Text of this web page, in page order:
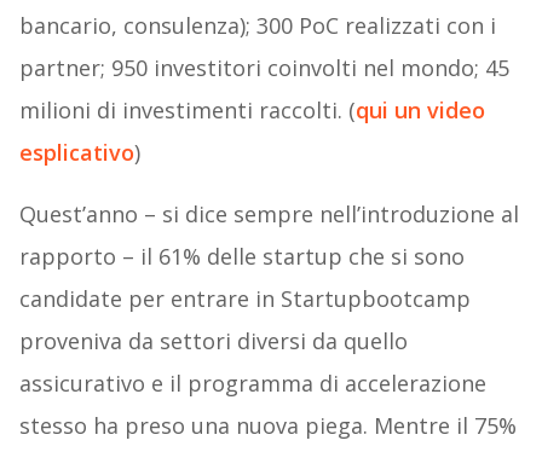
bancario, consulenza); 300 PoC realizzati con i
partner; 950 investitori coinvolti nel mondo; 45
milioni di investimenti raccolti. (qui un video
esplicativo)
Quest’anno – si dice sempre nell’introduzione al
rapporto – il 61% delle startup che si sono
candidate per entrare in Startupbootcamp
proveniva da settori diversi da quello
assicurativo e il programma di accelerazione
stesso ha preso una nuova piega. Mentre il 75%